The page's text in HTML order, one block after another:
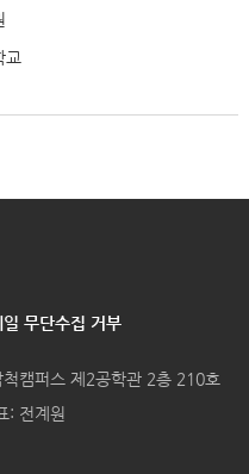
교
일 무단수집 거부
캠퍼스 제2공학관 2층 210호
: 전계원